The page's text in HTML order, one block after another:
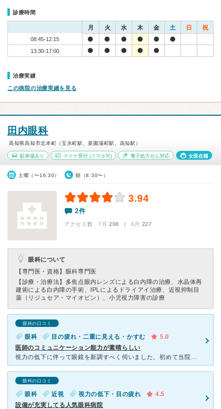
診療時間
月 火 水 木 金 土 日 祝
08:45-12:15
13:30-17:00
治療実績
この病院の治療実績を見る
田内眼科
高知県高知市北本町（宝永町駅、菜園場町駅、高知駅）
駐車場あり マイナ受付(スマホ可) 電子処方せん対応 女医在籍
土曜（〜16:30） 朝（8:30〜）
3.94
2件
アクセス数 7月:208 | 6月:227
眼科について
【専門医・資格】 眼科専門医
【診療・治療法】 多焦点眼内レンズによる白内障の治療、水晶体再
建術による白内障の手術、IPLによるドライアイ治療、近視抑制目
薬（リジュセア・マイオピン）、小児視力障害の診療
眼科の口コミ
眼科 目の疲れ・二重に見える・かすむ
5.0
医師のコミュニケーション能力が素晴らしい
視力の低下に伴って眼鏡を新調すべく伺いました。初めて当院を訪れましたが、まず感じたのは、わかりやすい場所であること、駐車場が広いこと、院内も非常に清潔であることのほか、全体的に洗練されたイメージである
眼科の口コミ
眼科 近視 視力の低下・目の疲れ
4.5
設備が充実してる人気眼科病院